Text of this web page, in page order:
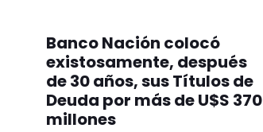
Banco Nación colocó
existosamente, después
de 30 años, sus Títulos de
Deuda por más de U$S 370
millones